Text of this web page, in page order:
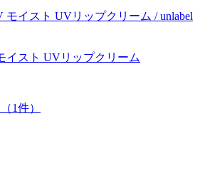
イスト UVリップクリーム
（1件）